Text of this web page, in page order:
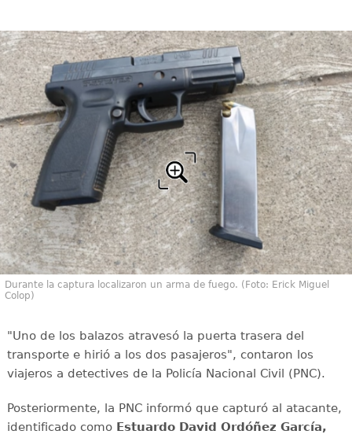
Durante la captura localizaron un arma de fuego. (Foto: Erick Miguel
Colop)
"Uno de los balazos atravesó la puerta trasera del
transporte e hirió a los dos pasajeros", contaron los
viajeros a detectives de la Policía Nacional Civil (PNC).
Posteriormente, la PNC informó que capturó al atacante,
identificado como Estuardo David Ordóñez García,